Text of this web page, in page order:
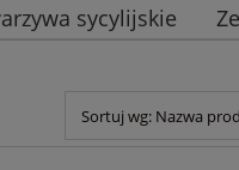
sycylijskie
Sortuj wg: Nazwa